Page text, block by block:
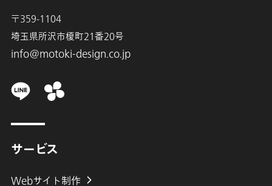
〒359-1104
埼玉県所沢市榎町21番20号
info@motoki-design.co.jp
サービス
Webサイト制作